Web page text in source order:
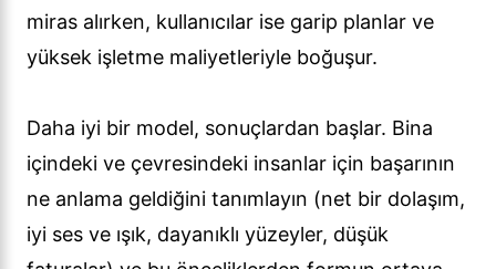
miras alırken, kullanıcılar ise garip planlar ve
yüksek işletme maliyetleriyle boğuşur.
Daha iyi bir model, sonuçlardan başlar. Bina
içindeki ve çevresindeki insanlar için başarının
ne anlama geldiğini tanımlayın (net bir dolaşım,
iyi ses ve ışık, dayanıklı yüzeyler, düşük